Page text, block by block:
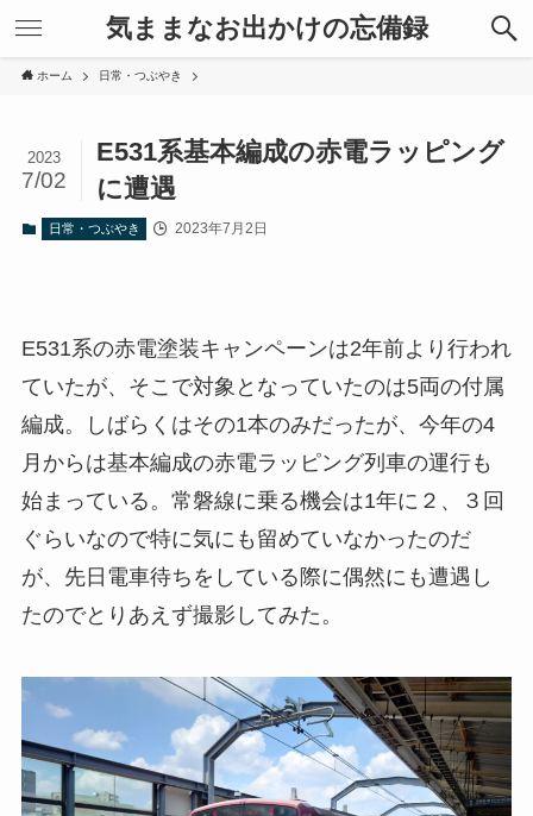
気ままなお出かけの忘備録
ホーム 日常・つぶやき
E531系基本編成の赤電ラッピング
に遭遇
2023
7/02
日常・つぶやき 2023年7月2日
E531系の赤電塗装キャンペーンは2年前より行われ
ていたが、そこで対象となっていたのは5両の付属
編成。しばらくはその1本のみだったが、今年の4
月からは基本編成の赤電ラッピング列車の運行も
始まっている。常磐線に乗る機会は1年に２、３回
ぐらいなので特に気にも留めていなかったのだ
が、先日電車待ちをしている際に偶然にも遭遇し
たのでとりあえず撮影してみた。